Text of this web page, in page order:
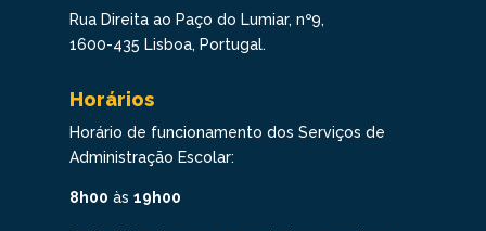
Rua Direita ao Paço do Lumiar, nº9,
1600-435 Lisboa, Portugal.
Horários
Horário de funcionamento dos Serviços de
Administração Escolar:
8h00 às 19h00